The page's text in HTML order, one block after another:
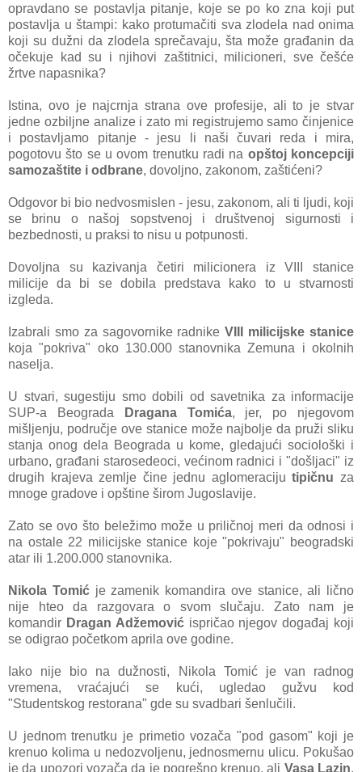
opravdano se postavlja pitanje, koje se po ko zna koji put
postavlja u štampi: kako protumačiti sva zlodela nad onima
koji su dužni da zlodela sprečavaju, šta može građanin da
očekuje kad su i njihovi zaštitnici, milicioneri, sve češće
žrtve napasnika?
Istina, ovo je najcrnja strana ove profesije, ali to je stvar
jedne ozbiljne analize i zato mi registrujemo samo činjenice
i postavljamo pitanje - jesu li naši čuvari reda i mira,
pogotovu što se u ovom trenutku radi na opštoj koncepciji
samozaštite i odbrane, dovoljno, zakonom, zaštićeni?
Odgovor bi bio nedvosmislen - jesu, zakonom, ali ti ljudi, koji
se brinu o našoj sopstvenoj i društvenoj sigurnosti i
bezbednosti, u praksi to nisu u potpunosti.
Dovoljna su kazivanja četiri milicionera iz VIII stanice
milicije da bi se dobila predstava kako to u stvarnosti
izgleda.
Izabrali smo za sagovornike radnikeVIII milicijske stanice
koja "pokriva" oko 130.000 stanovnika Zemuna i okolnih
naselja.
U stvari, sugestiju smo dobili od savetnika za informacije
SUP-a Beograda
Dragana Tomića, jer, po njegovom
mišljenju, područje ove stanice može najbolje da pruži sliku
stanja onog dela Beograda u kome, gledajući sociološki i
urbano, građani starosedeoci, većinom radnici i "došljaci" iz
drugih krajeva zemlje čine jednu aglomeracijutipičnu za
mnoge gradove i opštine širom Jugoslavije.
Zato se ovo što beležimo može u priličnoj meri da odnosi i
na ostale 22 milicijske stanice koje "pokrivaju" beogradski
atar ili 1.200.000 stanovnika.
Nikola Tomićje zamenik komandira ove stanice, ali lično
nije hteo da razgovara o svom slučaju. Zato nam je
komandir Dragan Adžemovićispričao njegov događaj koji
se odigrao početkom aprila ove godine.
Iako nije bio na dužnosti, Nikola Tomić je van radnog
vremena, vraćajući se kući, ugledao gužvu kod
"Studentskog restorana" gde su svadbari šenlučili.
U jednom trenutku je primetio vozača "pod gasom" koji je
krenuo kolima u nedozvoljenu, jednosmernu ulicu. Pokušao
je da upozori vozača da je pogrešno krenuo, ali Vasa Lazin,